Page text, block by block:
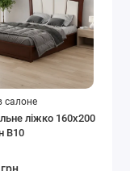
салоне
ліжко 160x200
В10